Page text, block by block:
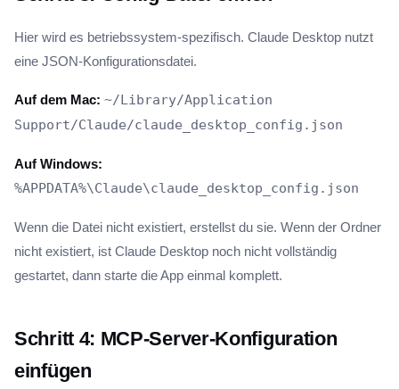
Hier wird es betriebssystem-spezifisch. Claude Desktop nutzt
eine JSON-Konfigurationsdatei.
Auf dem Mac: ~/Library/Application
Support/Claude/claude_desktop_config.json
Auf Windows:
%APPDATA%\Claude\claude_desktop_config.json
Wenn die Datei nicht existiert, erstellst du sie. Wenn der Ordner
nicht existiert, ist Claude Desktop noch nicht vollständig
gestartet, dann starte die App einmal komplett.
Schritt 4: MCP-Server-Konfiguration
einfügen